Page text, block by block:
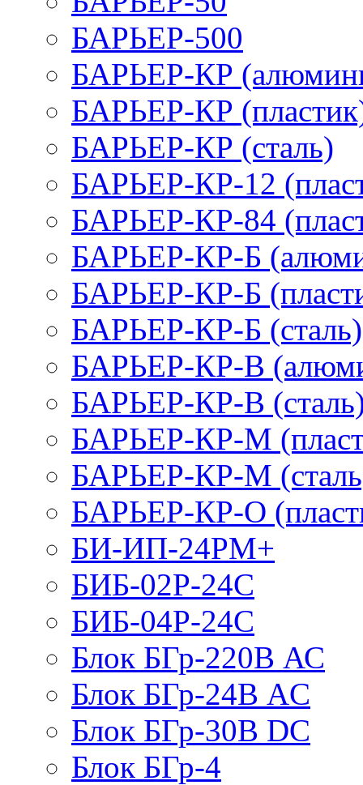
БАРЬЕР-500
БАРЬЕР-КР
БАРЬЕР-КР
БАРЬЕР-КР (сталь)
БАРЬЕР-КР-12
БАРЬЕР-КР-84
БАРЬЕР-КР-Б
БАРЬЕР-КР-Б
БАРЬЕР-КР-Б (сталь)
БАРЬЕР-КР-В
БАРЬЕР-КР-В
БАРЬЕР-КР-М
БАРЬЕР-КР-М
БАРЬЕР-КР-О
БИ-ИП-24РМ+
БИБ-02Р-24С
БИБ-04Р-24С
Блок БГр-220В АС
Блок БГр-24В AC
Блок БГр-30В DC
Блок БГр-4